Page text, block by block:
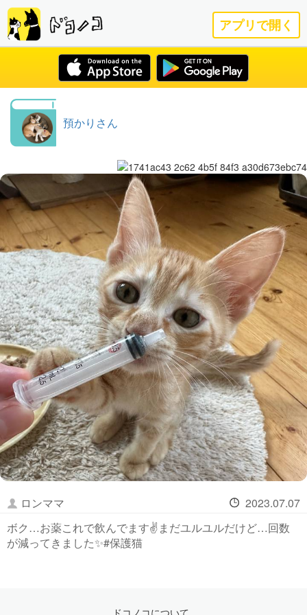
アプリで開く
預かりさん
ロンママ
2023.07.07
ボク…お薬これで飲んでます✌️まだユルユルだけど…回数
が減ってきました✨#保護猫